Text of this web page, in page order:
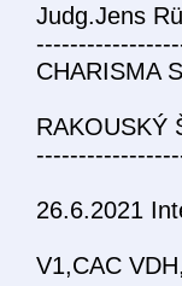
Judg.Jens
CHARISMA
RAKOUSKÝ
26.6.2021
V1,CAC